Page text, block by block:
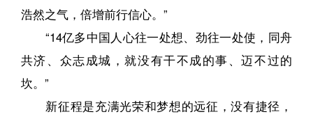
浩然之气，倍增前行信心。”
“14亿多中国人心往一处想、劲往一处使，同舟
共济、众志成城，就没有干不成的事、迈不过的
坎。”
新征程是充满光荣和梦想的远征，没有捷径，